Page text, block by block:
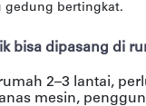
gedung bertingkat.
bisa dipasang di
2–3 lantai,
mesin,